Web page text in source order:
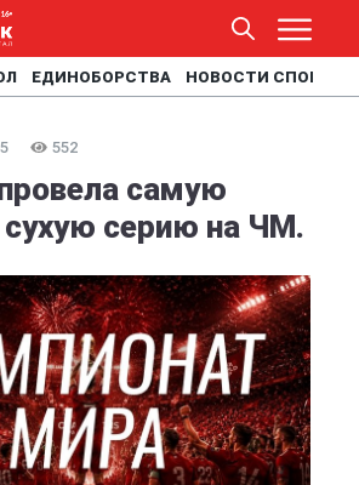
ЕДИНОБОРСТВА НОВОСТИ СПОРТА
552
самую
серию на ЧМ.